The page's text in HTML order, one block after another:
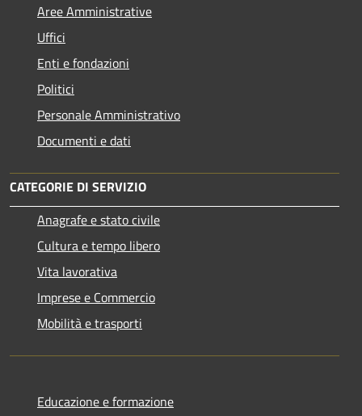
Aree Amministrative
Uffici
Enti e fondazioni
Politici
Personale Amministrativo
Documenti e dati
CATEGORIE DI SERVIZIO
Anagrafe e stato civile
Cultura e tempo libero
Vita lavorativa
Imprese e Commercio
Mobilità e trasporti
Educazione e formazione